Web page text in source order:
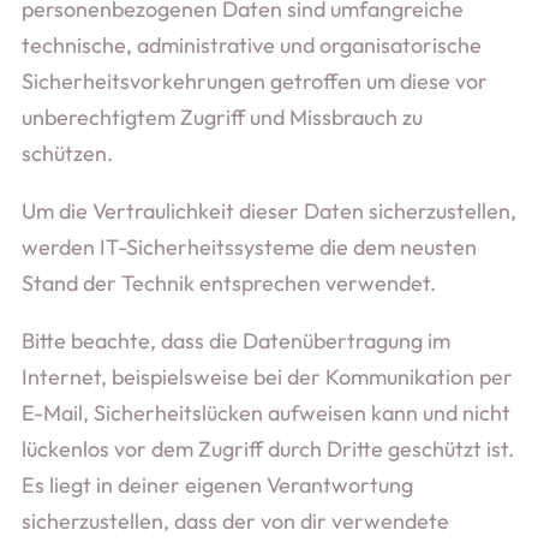
personenbezogenen Daten sind umfangreiche
technische, administrative und organisatorische
Sicherheitsvorkehrungen getroffen um diese vor
unberechtigtem Zugriff und Missbrauch zu
schützen.
Um die Vertraulichkeit dieser Daten sicherzustellen,
werden IT-Sicherheitssysteme die dem neusten
Stand der Technik entsprechen verwendet.
Bitte beachte, dass die Datenübertragung im
Internet, beispielsweise bei der Kommunikation per
E-Mail, Sicherheitslücken aufweisen kann und nicht
lückenlos vor dem Zugriff durch Dritte geschützt ist.
Es liegt in deiner eigenen Verantwortung
sicherzustellen, dass der von dir verwendete